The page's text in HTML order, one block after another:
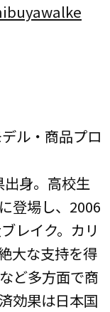
ル・商品プロ
身。高校生
登場し、2006
レイク。カリ
大な支持を得
ど多方面で商
効果は日本国